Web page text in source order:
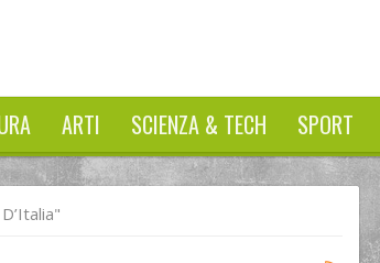
ARTI SCIENZA & TECH SPORT